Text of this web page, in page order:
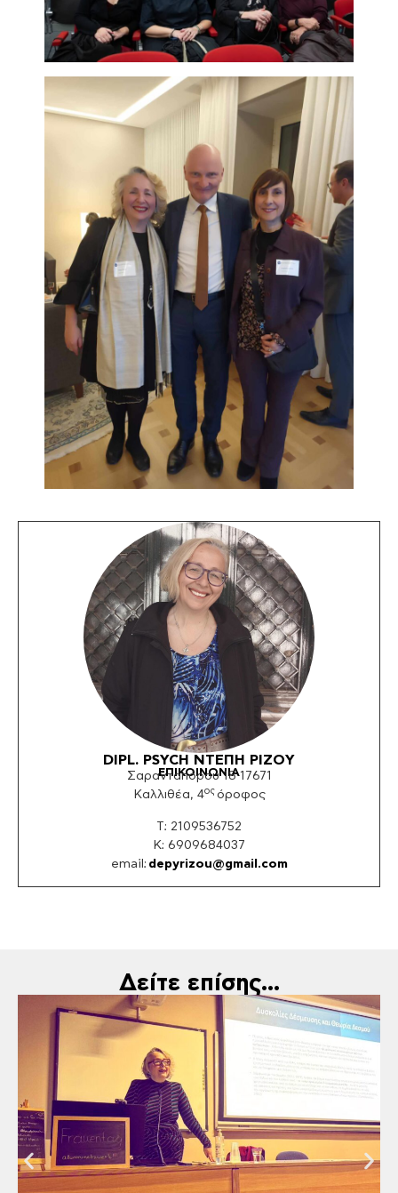
DIPL. PSYCH ΝΤΕΠΗ ΡΙΖΟY
ΕΠΙΚΟΙΝΩΝΙΑ
Σαρανταπόρου 18 17671
Καλλιθέα, 4ος όροφος
Τ: 2109536752
K: 6909684037
email: depyrizou@gmail.com
Δείτε επίσης...